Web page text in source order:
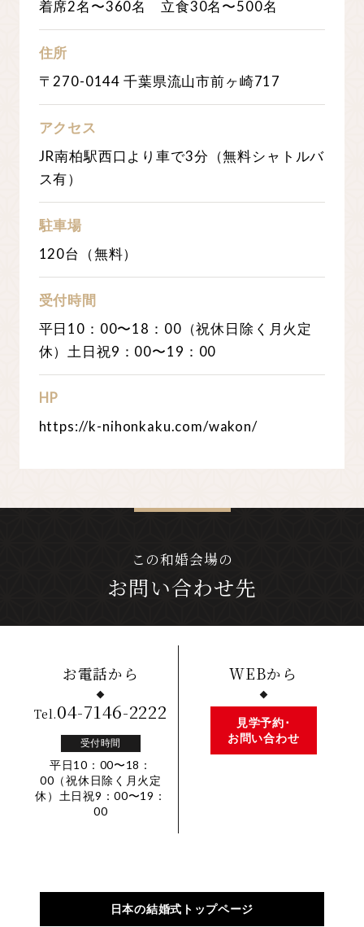
着席2名〜360名 立食30名〜500名
住所
〒270-0144 千葉県流山市前ヶ崎717
アクセス
JR南柏駅西口より車で3分（無料シャトルバ
ス有）
駐車場
120台（無料）
受付時間
平日10：00〜18：00（祝休日除く月火定
休）土日祝9：00〜19：00
HP
https://k-nihonkaku.com/wakon/
この和婚会場の
お問い合わせ先
お電話から
Tel.04-7146-2222
受付時間
平日10：00〜18：
00（祝休日除く月火定
休）土日祝9：00〜19：
00
WEBから
見学予約･
お問い合わせ
日本の結婚式トップページ